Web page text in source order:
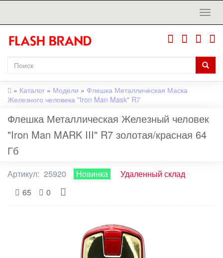
» Каталог » Модели » Флешка Металлическая Маска
Железного человека "Iron Man Mask" R7
Флешка Металлическая Железный человек
"Iron Man MARK III" R7 золотая/красная 64
Гб
Артикул: 25920 Новинка
Удаленный склад
65
0